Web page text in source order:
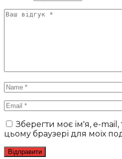
Зберегти моє ім'я, e-mail,
цьому браузері для моїх